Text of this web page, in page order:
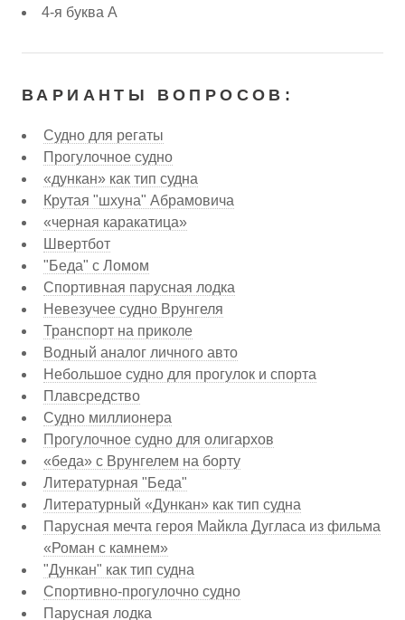
4-я буква А
ВАРИАНТЫ ВОПРОСОВ:
Судно для регаты
Прогулочное судно
«дункан» как тип судна
Крутая "шхуна" Абрамовича
«черная каракатица»
Швертбот
"Беда" с Ломом
Спортивная парусная лодка
Невезучее судно Врунгеля
Транспорт на приколе
Водный аналог личного авто
Небольшое судно для прогулок и спорта
Плавсредство
Судно миллионера
Прогулочное судно для олигархов
«беда» с Врунгелем на борту
Литературная "Беда"
Литературный «Дункан» как тип судна
Парусная мечта героя Майкла Дугласа из фильма
«Роман с камнем»
"Дункан" как тип судна
Спортивно-прогулочно судно
Парусная лодка